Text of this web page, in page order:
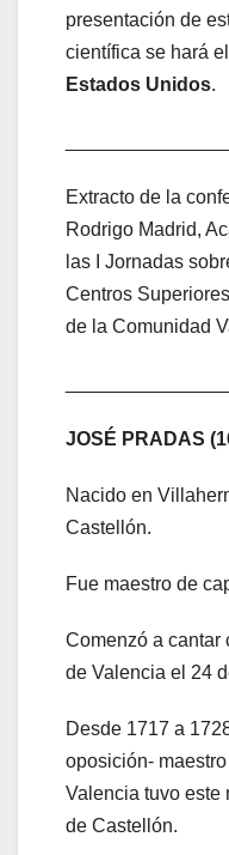
presentación de
científica se hará
Estados Unidos.
Extracto de la
Rodrigo Madrid,
las I Jornadas
Centros
de la Comunidad
JOSÉ PRADAS
Nacido en
Castellón.
Fue maestro de
Comenzó a cantar
de Valencia el 24
Desde 1717 a
oposición-
Valencia tuvo este
de Castellón.